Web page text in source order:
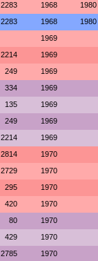
2283 1968 1980
2283 1968 1980
1969
2214 1969
249 1969
334 1969
135 1969
249 1969
2214 1969
2814 1970
2729 1970
295 1970
420 1970
80 1970
429 1970
2785 1970